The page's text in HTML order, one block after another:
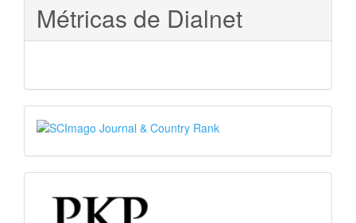
Métricas de Dialnet
SJR
PKP